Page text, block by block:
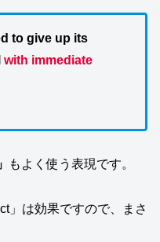
to give up its
with immediate
もよく使う表現です。
」は効果ですので、まさ